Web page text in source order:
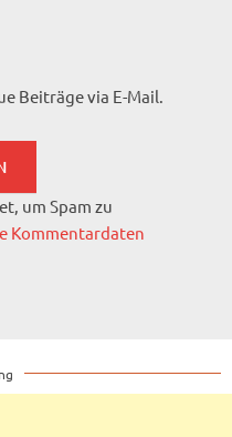
Beiträge via E-Mail.
um Spam zu
Kommentardaten